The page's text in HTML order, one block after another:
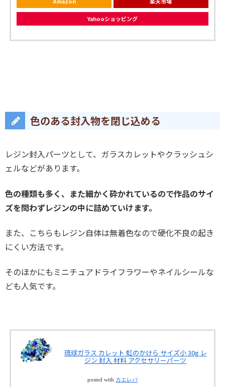
Yahooショッピング
色のある封入物を閉じ込める
レジン封入パーツとして、ガラスカレットやクラッシュシ
ェルなどがあります。
色の種類も多く、また細かく砕かれているので作品のサイ
ズを問わずレジンの中に詰めていけます。
また、こちらもレジン自体は無着色なので硬化不良の起き
にくい方法です。
そのほかにもミニチュアドライフラワーやネイルシールな
ども人気です。
琉球ガラス カレット 虹のかけら サイズ小 30g レ
ジン 封入 材料 アクセサリーパーツ
posted with カエレバ